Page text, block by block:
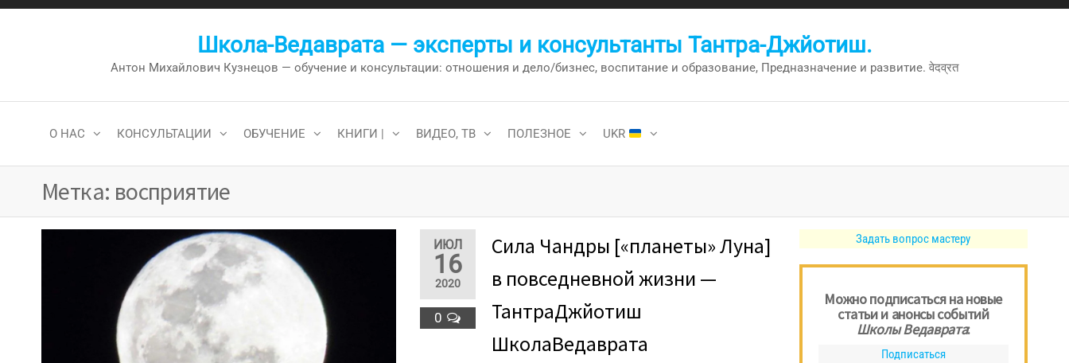
Перейти
Школа-Ведаврата — эксперты и консультанты Тантра-Джйотиш.
Антон Михайлович Кузнецов — обучение и консультации: отношения и дело/бизнес, воспитание и образование, Предназначение и развитие. वेदव्रत
О НАС КОНСУЛЬТАЦИИ ОБУЧЕНИЕ КНИГИ | ВИДЕО, ТВ ПОЛЕЗНОЕ UKR
Метка: восприятие
ИЮЛ
16
2020
0
Сила Чандры [«планеты» Луна]
в повседневной жизни —
ТантраДжйотиш
ШколаВедаврата
Задать вопрос мастеру
Можно подписаться на новые
статьи и анонсы событий
Школы Ведаврата:
Подписаться